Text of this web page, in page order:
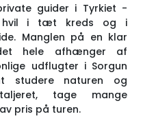
guider i Tyrkiet -
hvil i tæt kreds og i
Manglen på en klar
hele afhænger af
udflugter i Sorgun
studere naturen og
tage mange
pris på turen.